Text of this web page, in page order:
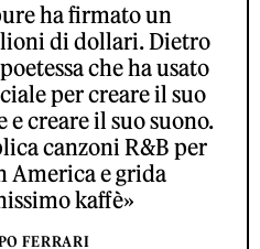
ha firmato un
di dollari. Dietro
che ha usato
per creare il suo
e creare il suo suono.
canzoni R&B per
America e grida
kaffè»
FERRARI